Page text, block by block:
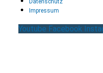
Datenschutz
Impressum
Youtube Facebook